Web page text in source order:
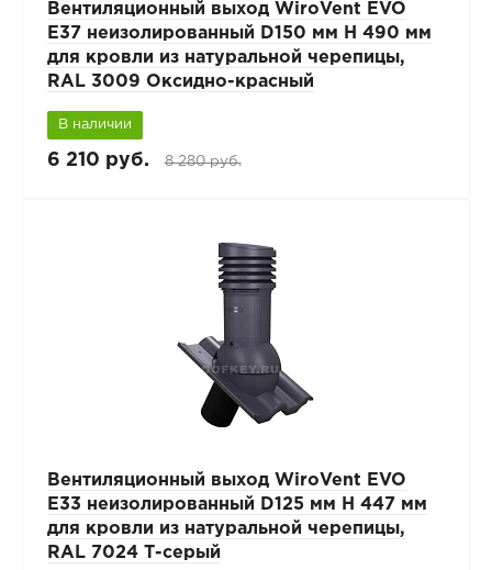
Вентиляционный выход WiroVent EVO
E37 неизолированный D150 мм Н 490 мм
для кровли из натуральной черепицы,
RAL 3009 Оксидно-красный
В наличии
6 210 руб. 8 280 руб.
Вентиляционный выход WiroVent EVO
E33 неизолированный D125 мм Н 447 мм
для кровли из натуральной черепицы,
RAL 7024 Т-серый